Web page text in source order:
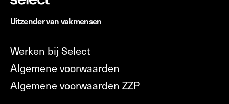
Uitzender van vakmensen
Werken bij Select
Algemene voorwaarden
Algemene voorwaarden ZZP